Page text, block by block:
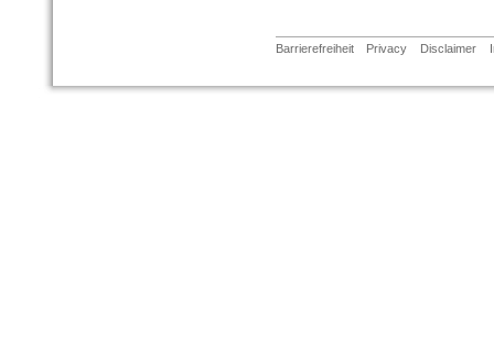
Barrierefreiheit Privacy Disclaimer